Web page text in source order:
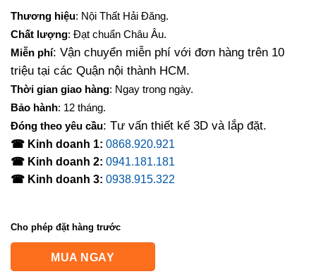
Thương hiệu: Nội Thất Hải Đăng.
Chất lượng: Đạt chuẩn Châu Âu.
Miễn phí: Vận chuyển miễn phí với đơn hàng trên 10
triệu tại các Quận nội thành HCM.
Thời gian giao hàng: Ngay trong ngày.
Bảo hành: 12 tháng.
Đóng theo yêu cầu: Tư vấn thiết kế 3D và lắp đặt.
☎ Kinh doanh 1: 0868.920.921
☎ Kinh doanh 2: 0941.181.181
☎ Kinh doanh 3: 0938.915.322
Cho phép đặt hàng trước
MUA NGAY